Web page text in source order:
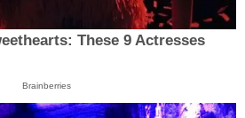
These 9 Actresses
Brainberries